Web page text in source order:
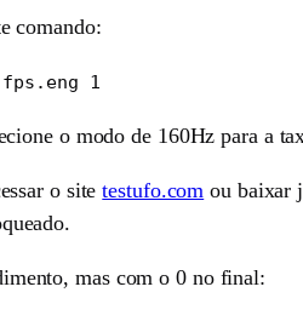
comando:
1
o modo de 160Hz para a
o sitetestufo.com ou baixar
mas com o 0 no final: